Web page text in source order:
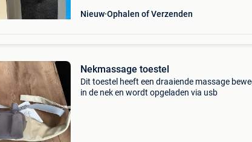
Nieuw Ophalen of Verzenden
Nekmassage toestel
Dit toestel heeft een draaiende massage
in de nek en wordt opgeladen via usb